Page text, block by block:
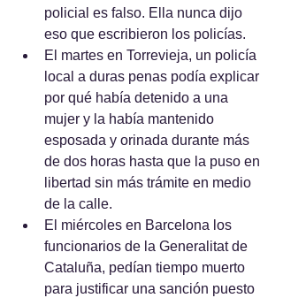
policial es falso. Ella nunca dijo
eso que escribieron los policías.
El martes en Torrevieja, un policía
local a duras penas podía explicar
por qué había detenido a una
mujer y la había mantenido
esposada y orinada durante más
de dos horas hasta que la puso en
libertad sin más trámite en medio
de la calle.
El miércoles en Barcelona los
funcionarios de la Generalitat de
Cataluña, pedían tiempo muerto
para justificar una sanción puesto